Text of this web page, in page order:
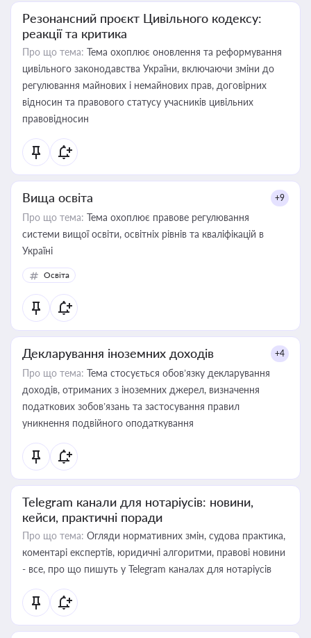
Резонансний проєкт Цивільного кодексу:
реакції та критика
Про що тема: Тема охоплює оновлення та реформування
цивільного законодавства України, включаючи зміни до
регулювання майнових і немайнових прав, договірних
відносин та правового статусу учасників цивільних
правовідносин
Вища освіта +9
Про що тема: Тема охоплює правове регулювання
системи вищої освіти, освітніх рівнів та кваліфікацій в
Україні
Освіта
Декларування іноземних доходів +4
Про що тема: Тема стосується обов’язку декларування
доходів, отриманих з іноземних джерел, визначення
податкових зобов’язань та застосування правил
уникнення подвійного оподаткування
Telegram канали для нотаріусів: новини,
кейси, практичні поради
Про що тема: Огляди нормативних змін, судова практика,
коментарі експертів, юридичні алгоритми, правові новини
- все, про що пишуть у Telegram каналах для нотаріусів